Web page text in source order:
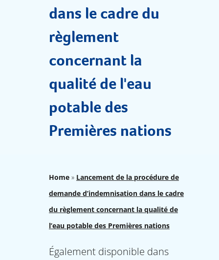
dans le cadre du
règlement
concernant la
qualité de l'eau
potable des
Premières nations
Home» Lancement de la procédure de
demande d’indemnisation dans le cadre
du règlement concernant la qualité de
l’eau potable des Premières nations
Également disponible dans